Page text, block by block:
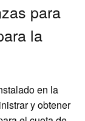
para
la
en la
y obtener